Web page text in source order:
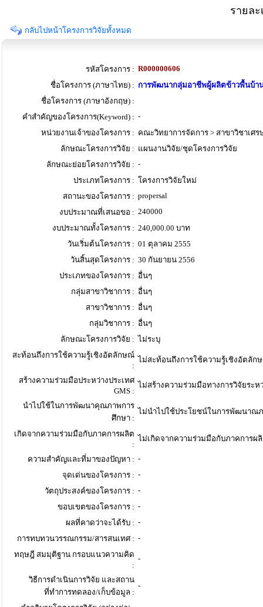
รายล
กลับไปหน้าโครงการวิจัยทั้งหมด
รหัสโครงการ : R000000606
ชื่อโครงการ (ภาษาไทย) : การพัฒนากลุ่มอาชีพผู้ผลิตข้าวพื้นบ้า
ชื่อโครงการ (ภาษาอังกฤษ) :
คำสำคัญของโครงการ(Keyword) : -
หน่วยงานเจ้าของโครงการ : คณะวิทยาการจัดการ > สาขาวิชาเศร
ลักษณะโครงการวิจัย : แผนงานวิจัย/ชุดโครงการวิจัย
ลักษณะย่อยโครงการวิจัย : -
ประเภทโครงการ : โครงการวิจัยใหม่
สถานะของโครงการ : propersal
งบประมาณที่เสนอขอ : 240000
งบประมาณทั้งโครงการ : 240,000.00 บาท
วันเริ่มต้นโครงการ : 01 ตุลาคม 2555
วันสิ้นสุดโครงการ : 30 กันยายน 2556
ประเภทของโครงการ : อื่นๆ
กลุ่มสาขาวิชาการ : อื่นๆ
สาขาวิชาการ : อื่นๆ
กลุ่มวิชาการ : อื่นๆ
ลักษณะโครงการวิจัย : ไม่ระบุ
สะท้อนถึงการใช้ความรู้เชิงอัตลักษณ์
:
ไม่สะท้อนถึงการใช้ความรู้เชิงอัตลัก
สร้างความร่วมมือประหว่างประเทศ
GMS :
ไม่สร้างความร่วมมือทางการวิจัยระห
นำไปใช้ในการพัฒนาคุณภาพการ
ศึกษา :
ไม่นำไปใช้ประโยชน์ในการพัฒนาณ
เกิดจากความร่วมมือกับภาคการผลิต
:
ไม่เกิดจากความร่วมมือกับภาคการผ
ความสำคัญและที่มาของปัญหา : -
จุดเด่นของโครงการ : -
วัตถุประสงค์ของโครงการ : -
ขอบเขตของโครงการ : -
ผลที่คาดว่าจะได้รับ : -
การทบทวนวรรณกรรม/สารสนเทศ : -
ทฤษฎี สมมุติฐาน กรอบแนวความคิด
:
-
วิธีการดำเนินการวิจัย และสถาน
ที่ทำการทดลอง/เก็บข้อมูล :
-